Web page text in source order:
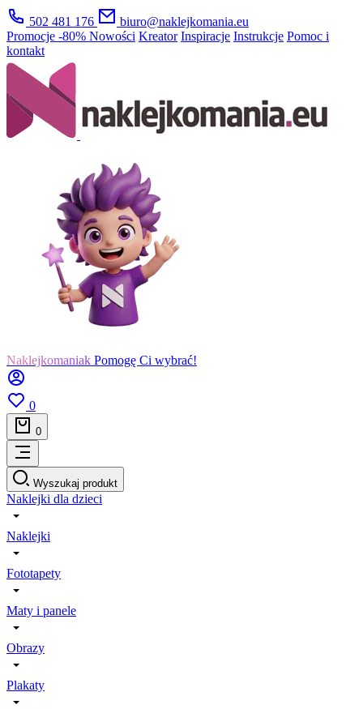
502 481 176
biuro@naklejkomania.eu
Promocje -80% Nowości Kreator Inspiracje Instrukcje Pomoc i
kontakt
Naklejkomaniak Pomogę Ci wybrać!
0
0
Wyszukaj produkt
Naklejki dla dzieci
Naklejki
Fototapety
Maty i panele
Obrazy
Plakaty